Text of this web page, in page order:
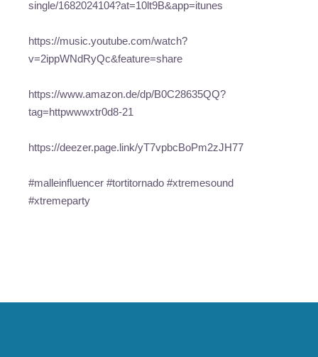
single/1682024104?at=10lt9B&app=itunes
https://music.youtube.com/watch?
v=2ippWNdRyQc&feature=share
https://www.amazon.de/dp/B0C28635QQ?
tag=httpwwwxtr0d8-21
https://deezer.page.link/yT7vpbcBoPm2zJH77
#malleinfluencer #tortitornado #xtremesound
#xtremeparty